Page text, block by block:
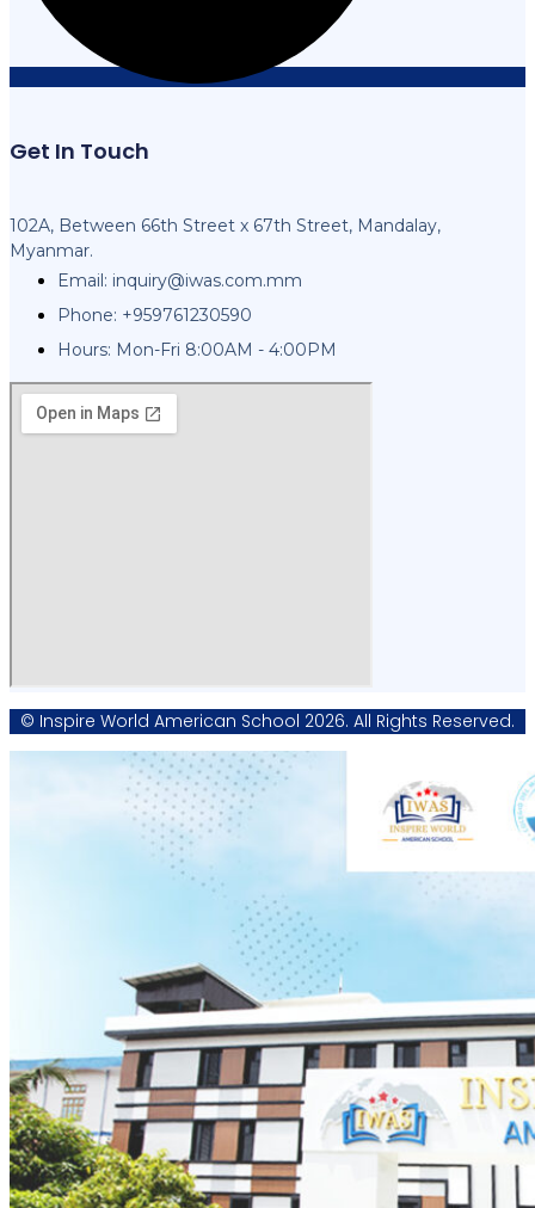
Get In Touch
102A, Between 66th Street x 67th Street, Mandalay,
Myanmar.
Email: inquiry@iwas.com.mm
Phone: +959761230590
Hours: Mon-Fri 8:00AM - 4:00PM
© Inspire World American School 2026. All Rights Reserved.